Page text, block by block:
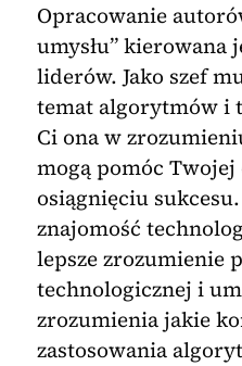
Opracowanie
umysłu” kierowana
liderów. Jako szef
temat algorytmów i
Ci ona w
mogą pomóc
osiągnięciu
znajomość
lepsze zrozumienie
technologicznej i
zrozumienia jakie
zastosowania